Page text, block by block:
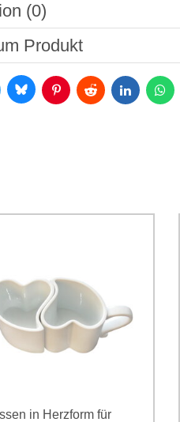
(0)
der Absendung
Produkt
BlueskyPinterestReddit LinkedIn
in Herzform für